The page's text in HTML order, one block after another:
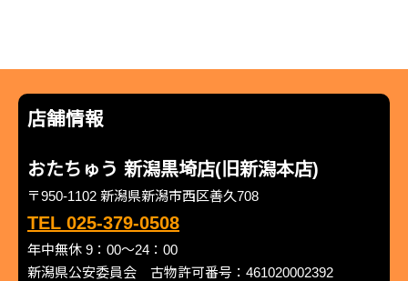
店舗情報
おたちゅう 新潟黒埼店(旧新潟本店)
〒950-1102 新潟県新潟市西区善久708
TEL 025-379-0508
年中無休 9：00～24：00
新潟県公安委員会 古物許可番号：461020002392